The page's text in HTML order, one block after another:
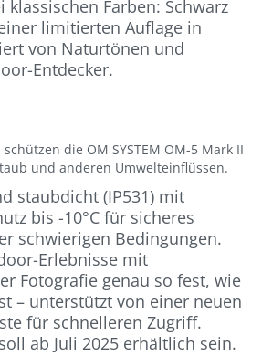
klassischen Farben: Schwarz
limitierten Auflage in
von Naturtönen und
Entdecker.
die OM SYSTEM OM-5 Mark II
und anderen Umwelteinflüssen.
staubdicht (IP531) mit
bis -10°C für sicheres
schwierigen Bedingungen.
Erlebnisse mit
Fotografie genau so fest, wie
– unterstützt von einer neuen
für schnelleren Zugriff.
ab Juli 2025 erhältlich sein.